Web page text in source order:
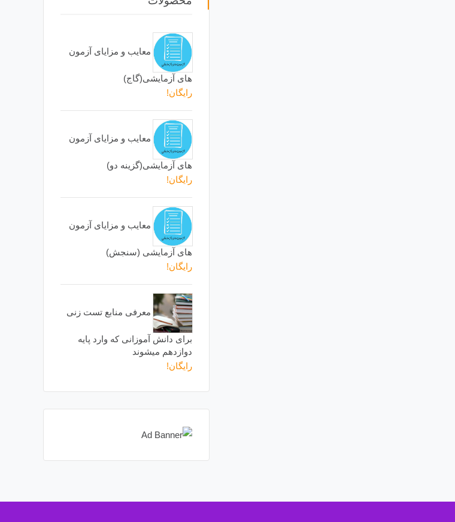
معایب و مزایای آزمون
های آزمایشی(گاج)
رایگان!
معایب و مزایای آزمون
های آزمایشی(گزینه دو)
رایگان!
معایب و مزایای آزمون
های آزمایشی (سنجش)
رایگان!
معرفی منابع تست زنی
برای دانش آموزانی که وارد پایه
دوازدهم میشوند
رایگان!